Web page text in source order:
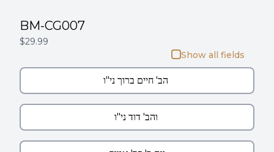
BM-CG007
$29.99
Show all fields